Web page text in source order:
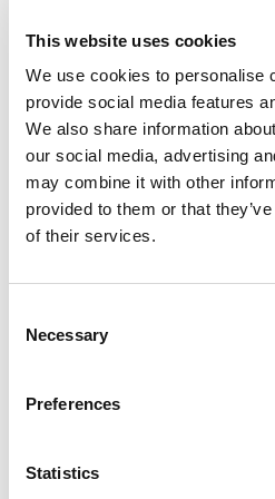
This website uses cookies
We use cookies to personalise
provide social media features
We also share information
our social media, advertising
may combine it with other
provided to them or that
of their services.
Selection
Necessary
Preferences
Statistics
City Ost in
wichtiges Versprechen
Stadt eingelöst. In
den Gladbach wird ein
angelegt und die
Identität, eine attraktive
werden, bevor der BER